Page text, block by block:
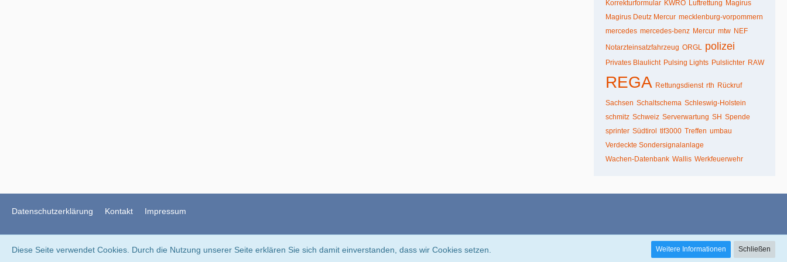
Korrekturformular KWRO Luftrettung Magirus
Magirus Deutz Mercur mecklenburg-vorpommern
mercedes mercedes-benz Mercur mtw NEF
Notarzteinsatzfahrzeug ORGL polizei
Privates Blaulicht Pulsing Lights Pulslichter RAW
REGA Rettungsdienst rth Rückruf
Sachsen Schaltschema Schleswig-Holstein
schmitz Schweiz Serverwartung SH Spende
sprinter Südtirol tlf3000 Treffen umbau
Verdeckte Sondersignalanlage
Wachen-Datenbank Wallis Werkfeuerwehr
Datenschutzerklärung Kontakt Impressum
Community-Software:WoltLab Suite™
Diese Seite verwendet Cookies. Durch die Nutzung unserer Seite erklären Sie sich damit einverstanden, dass wir Cookies setzen. Weitere Informationen Schließen